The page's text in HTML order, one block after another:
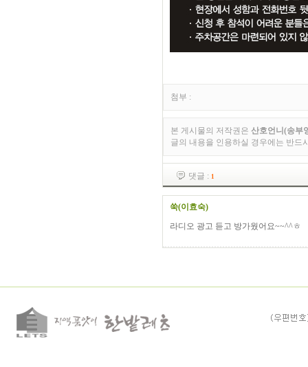
첨부 :
본 게시물의 저작권은 산호언니(송부
글의 내용을 인용하실 경우에는 반드
댓글 : 1
쑥(이효숙)
라디오 광고 듣고 방가웠어요~~^^ㅎ